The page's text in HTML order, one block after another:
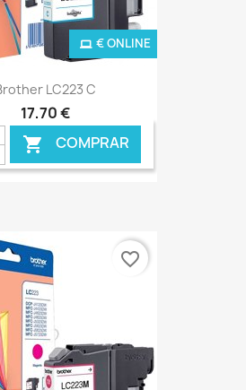
LC223 C
17,70 €
 COMPRAR
€ ONLINE
favorite_border